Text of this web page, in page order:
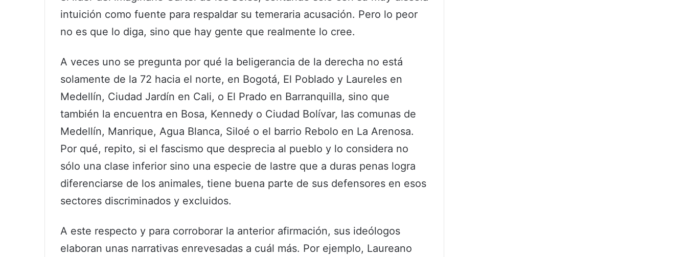
intuición como fuente para respaldar su temeraria acusación. Pero lo peor
no es que lo diga, sino que hay gente que realmente lo cree.
A veces uno se pregunta por qué la beligerancia de la derecha no está
solamente de la 72 hacia el norte, en Bogotá, El Poblado y Laureles en
Medellín, Ciudad Jardín en Cali, o El Prado en Barranquilla, sino que
también la encuentra en Bosa, Kennedy o Ciudad Bolívar, las comunas de
Medellín, Manrique, Agua Blanca, Siloé o el barrio Rebolo en La Arenosa.
Por qué, repito, si el fascismo que desprecia al pueblo y lo considera no
sólo una clase inferior sino una especie de lastre que a duras penas logra
diferenciarse de los animales, tiene buena parte de sus defensores en esos
sectores discriminados y excluidos.
A este respecto y para corroborar la anterior afirmación, sus ideólogos
elaboran unas narrativas enrevesadas a cuál más. Por ejemplo, Laureano